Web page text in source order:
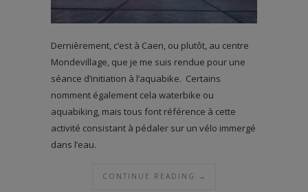
Dernièrement, c’est à Caen, ou plutôt, au centre
Mondevillage, que je me suis rendue pour une
séance d’initiation à l’aquabike. Certains
nomment également cela waterbike ou
aquabiking, mais tous font référence à cette
activité consistant à pédaler sur un vélo immergé
dans l’eau.
CONTINUE READING →